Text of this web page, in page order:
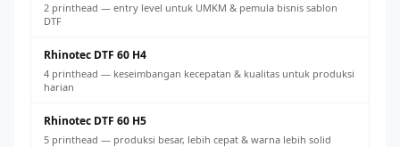
2 printhead — entry level untuk UMKM & pemula bisnis sablon
DTF
Rhinotec DTF 60 H4
4 printhead — keseimbangan kecepatan & kualitas untuk produksi
harian
Rhinotec DTF 60 H5
5 printhead — produksi besar, lebih cepat & warna lebih solid